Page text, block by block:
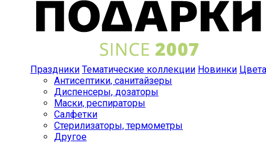
Праздники Тематические коллекции Новинки Цвета
Антисептики, санитайзеры
Диспенсеры, дозаторы
Маски, респираторы
Салфетки
Стерилизаторы, термометры
Другое